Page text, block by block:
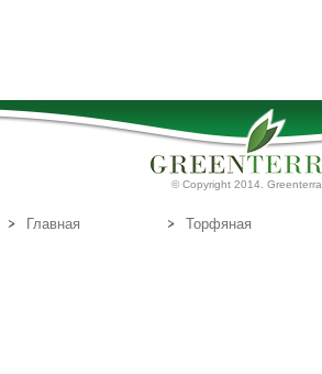
© Copyright 2014. Greenterra
Главная
Торфяная